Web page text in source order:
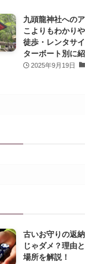
九頭龍神社への
こよりもわかり
徒歩・レンタサ
ターボート別に
2025年9月19日
古いお守りの返
じゃダメ？理由
場所を解説！